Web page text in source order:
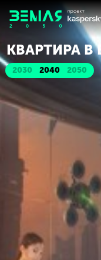
2030 2040 2050
КВАРТИРА